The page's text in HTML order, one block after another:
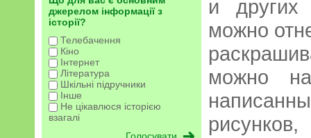
джерелом інформації з
історії?
Телебачення
Кіно
Інтернет
Література
Шкільні підручники
Інше
Не цікавлюся історією
взагалі
и других
можно
можно